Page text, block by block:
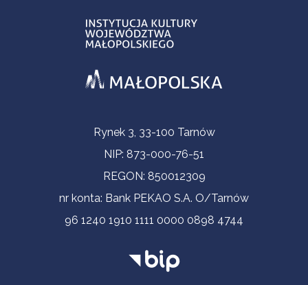
Informacje kontaktoweRynek 3, 33-100 Tarnów
NIP: 873-000-76-51
REGON: 850012309
nr konta: Bank PEKAO S.A. O/Tarnów
96 1240 1910 1111 0000 0898 4744